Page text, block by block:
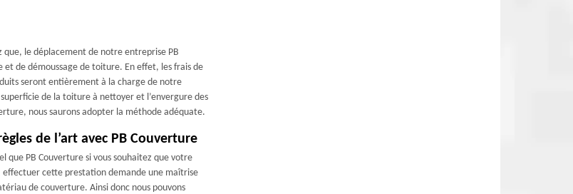
que, le déplacement de notre entreprise PB
de démoussage de toiture. En effet, les frais de
seront entièrement à la charge de notre
de la toiture à nettoyer et l’envergure des
nous saurons adopter la méthode adéquate.
de l’art avec PB Couverture
PB Couverture si vous souhaitez que votre
cette prestation demande une maîtrise
de couverture. Ainsi donc nous pouvons